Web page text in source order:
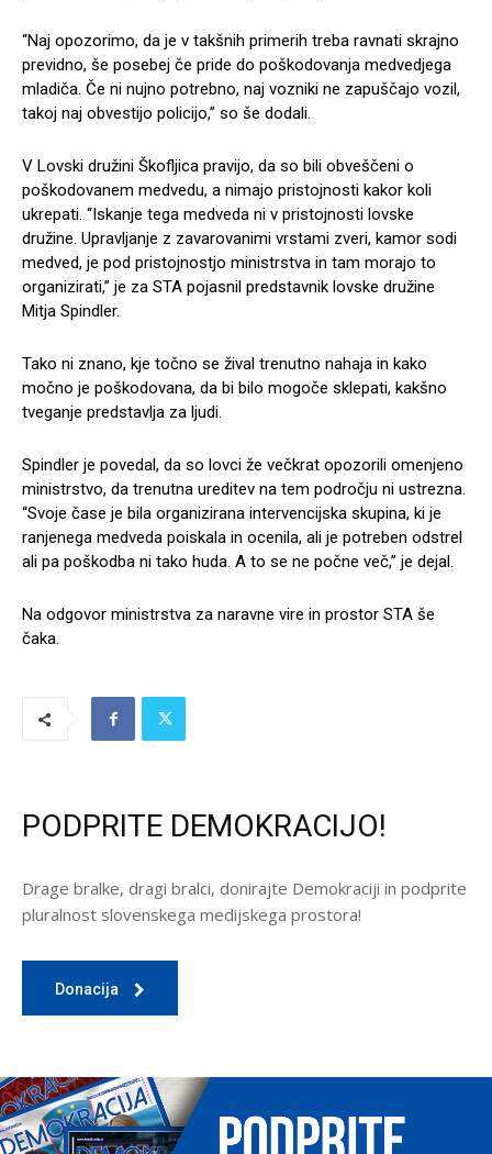
“Naj opozorimo, da je v takšnih primerih treba ravnati skrajno
previdno, še posebej če pride do poškodovanja medvedjega
mladiča. Če ni nujno potrebno, naj vozniki ne zapuščajo vozil,
takoj naj obvestijo policijo,” so še dodali.
V Lovski družini Škofljica pravijo, da so bili obveščeni o
poškodovanem medvedu, a nimajo pristojnosti kakor koli
ukrepati. “Iskanje tega medveda ni v pristojnosti lovske
družine. Upravljanje z zavarovanimi vrstami zveri, kamor sodi
medved, je pod pristojnostjo ministrstva in tam morajo to
organizirati,” je za STA pojasnil predstavnik lovske družine
Mitja Spindler.
Tako ni znano, kje točno se žival trenutno nahaja in kako
močno je poškodovana, da bi bilo mogoče sklepati, kakšno
tveganje predstavlja za ljudi.
Spindler je povedal, da so lovci že večkrat opozorili omenjeno
ministrstvo, da trenutna ureditev na tem področju ni ustrezna.
“Svoje čase je bila organizirana intervencijska skupina, ki je
ranjenega medveda poiskala in ocenila, ali je potreben odstrel
ali pa poškodba ni tako huda. A to se ne počne več,” je dejal.
Na odgovor ministrstva za naravne vire in prostor STA še
čaka.
PODPRITE DEMOKRACIJO!
Drage bralke, dragi bralci, donirajte Demokraciji in podprite
pluralnost slovenskega medijskega prostora!
Donacija